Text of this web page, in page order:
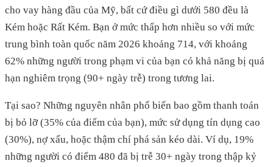
cho vay hàng đầu của Mỹ, bất cứ điều gì dưới 580 đều là
Kém hoặc Rất Kém. Bạn ở mức thấp hơn nhiều so với mức
trung bình toàn quốc năm 2026 khoảng 714, với khoảng
62% những người trong phạm vi của bạn có khả năng bị quá
hạn nghiêm trọng (90+ ngày trễ) trong tương lai.
Tại sao? Những nguyên nhân phổ biến bao gồm thanh toán
bị bỏ lỡ (35% của điểm của bạn), mức sử dụng tín dụng cao
(30%), nợ xấu, hoặc thậm chí phá sản kéo dài. Ví dụ, 19%
những người có điểm 480 đã bị trễ 30+ ngày trong thập kỷ